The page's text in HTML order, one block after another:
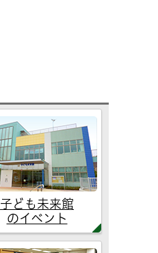
子ども未来館
のイベント